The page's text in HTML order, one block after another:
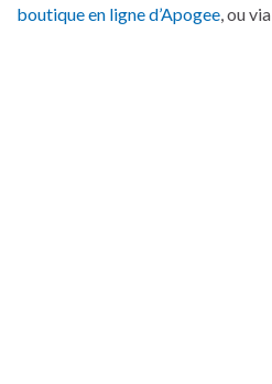
boutique en ligne d’Apogee, ou via